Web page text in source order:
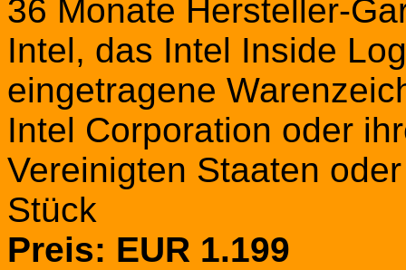
36 Monate Hersteller-
Intel, das Intel Inside
eingetragene
Intel Corporation oder
Vereinigten Staaten
Stück
Preis: EUR 1.199